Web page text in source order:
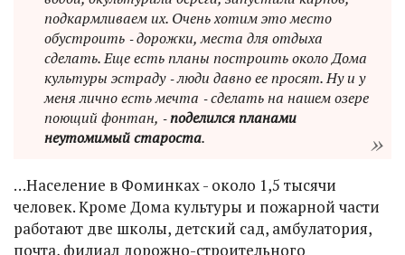
подкармливаем их. Очень хотим это место
обустроить ‑ дорожки, места для отдыха
сделать. Еще есть планы построить около Дома
культуры эстраду ‑ люди давно ее просят. Ну и у
меня лично есть мечта ‑ сделать на нашем озере
поющий фонтан, ‑поделился планами
неутомимый староста.
…Население в Фоминках - около 1,5 тысячи
человек. Кроме Дома культуры и пожарной части
работают две школы, детский сад, амбулатория,
почта, филиал дорожно-строительного